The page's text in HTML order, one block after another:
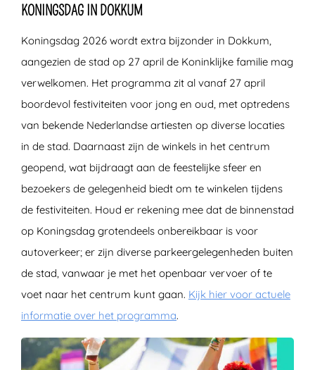
KONINGSDAG IN DOKKUM
Koningsdag 2026 wordt extra bijzonder in Dokkum,
aangezien de stad op 27 april de Koninklijke familie mag
verwelkomen. Het programma zit al vanaf 27 april
boordevol festiviteiten voor jong en oud, met optredens
van bekende Nederlandse artiesten op diverse locaties
in de stad. Daarnaast zijn de winkels in het centrum
geopend, wat bijdraagt aan de feestelijke sfeer en
bezoekers de gelegenheid biedt om te winkelen tijdens
de festiviteiten. Houd er rekening mee dat de binnenstad
op Koningsdag grotendeels onbereikbaar is voor
autoverkeer; er zijn diverse parkeergelegenheden buiten
de stad, vanwaar je met het openbaar vervoer of te
voet naar het centrum kunt gaan. Kijk hier voor actuele
informatie over het programma.